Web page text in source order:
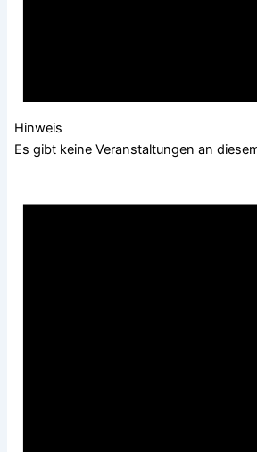
Hinweis
Es gibt keine Veranstaltungen an